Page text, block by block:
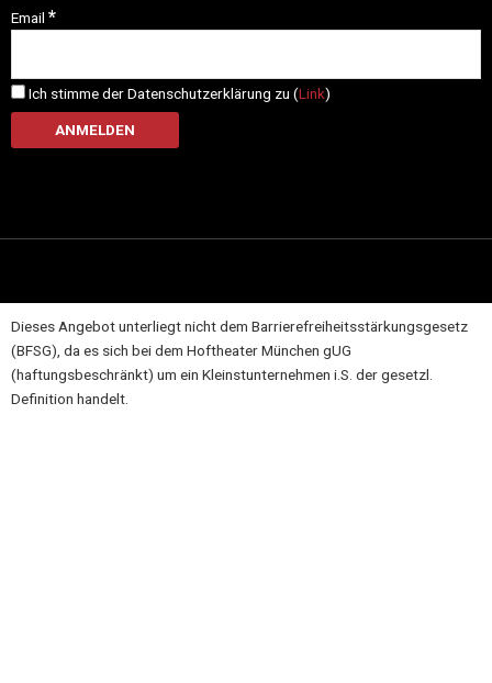
Email *
Ich stimme der Datenschutzerklärung zu (Link)
Dieses Angebot unterliegt nicht dem Barrierefreiheitsstärkungsgesetz
(BFSG), da es sich bei dem Hoftheater München gUG
(haftungsbeschränkt) um ein Kleinstunternehmen i.S. der gesetzl.
Definition handelt.